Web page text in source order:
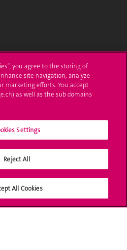
you agree to the storing of
site navigation, analyze
marketing efforts. You accept
as well as the sub domains
Settings
Reject All
All Cookies